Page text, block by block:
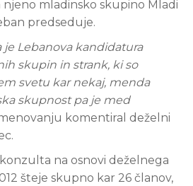
njeno mladinsko skupino Mladi
predseduje.
je Lebanova kandidatura
skupin in strank, ki so
svetu kar nekaj, menda
skupnost pa je med
komentiral deželni
na osnovi deželnega
šteje skupno kar 26 članov,